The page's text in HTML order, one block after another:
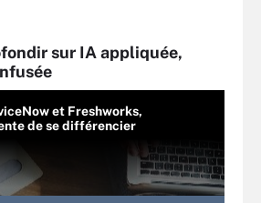
sur IA appliquée,
et Freshworks,
de se différencier